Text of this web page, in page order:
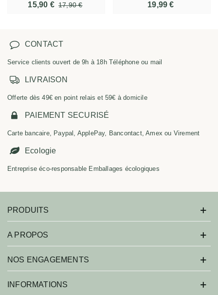
15,90 € 17,90 € 19,99 €
CONTACT
Service clients ouvert de 9h à 18h Téléphone ou mail
LIVRAISON
Offerte dès 49€ en point relais et 59€ à domicile
PAIEMENT SECURISÉ
Carte bancaire, Paypal, ApplePay, Bancontact, Amex ou Virement
Ecologie
Entreprise éco-responsable Emballages écologiques
PRODUITS
A PROPOS
NOS ENGAGEMENTS
INFORMATIONS